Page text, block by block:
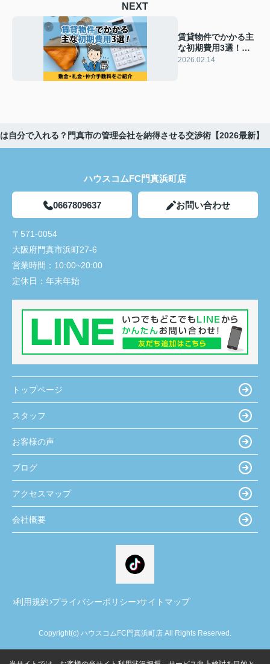
NEXT
賃貸物件でかかる主
な初期費用3選！敷
金・礼金・仲介手数
2026.02.14
自分で入れる？門真市の管理会社を納得させる交渉術【2026最新】
ハウスコムFC門真浜町店
0667809637 お問い合わせ
〒571-0054
大阪府門真市浜町27-6
営業時間： 10:00~20:00
定休日： 年末年始
トップページ
スタッフ
お客様の声
ブログ
アクセスマップ
会社概要
利用規約 プライバシーポリシー サイトマップ
Copyright(c) ハウスコムFC門真浜町店 All Rights Reserved.